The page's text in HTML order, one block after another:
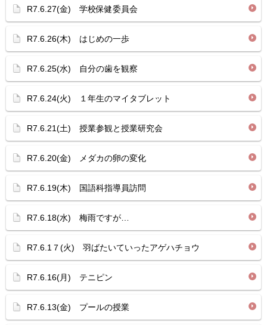
R7.6.27(金) 学校保健委員会
R7.6.26(木) はじめの一歩
R7.6.25(水) 自分の歯を観察
R7.6.24(火) １年生のマイタブレット
R7.6.21(土) 授業参観と授業研究会
R7.6.20(金) メダカの卵の変化
R7.6.19(木) 国語科指導員訪問
R7.6.18(水) 梅雨ですが…
R7.6.1７(火) 羽ばたいていったアゲハチョウ
R7.6.16(月) テニピン
R7.6.13(金) プールの授業